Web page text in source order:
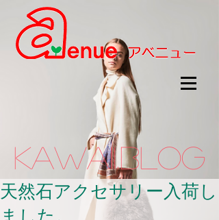
kawaii.BLOG
天然石アクセサリー入荷し
ました。